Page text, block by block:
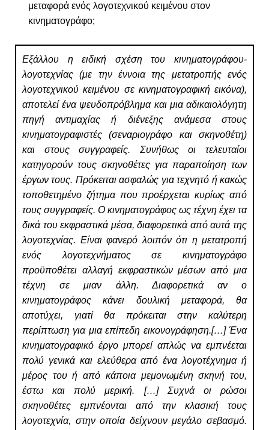
μεταφορά ενός λογοτεχνικού κειμένου στον
κινηματογράφο;
Εξάλλου η ειδική σχέση του κινηματογράφου-
λογοτεχνίας (με την έννοια της μετατροπής ενός
λογοτεχνικού κειμένου σε κινηματογραφική εικόνα),
αποτελεί ένα ψευδοπρόβλημα και μια αδικαιολόγητη
πηγή αντιμαχίας ή διένεξης ανάμεσα στους
κινηματογραφιστές (σεναριογράφο και σκηνοθέτη)
και στους συγγραφείς. Συνήθως οι τελευταίοι
κατηγορούν τους σκηνοθέτες για παραποίηση των
έργων τους. Πρόκειται ασφαλώς για τεχνητό ή κακώς
τοποθετημένο ζήτημα που προέρχεται κυρίως από
τους συγγραφείς. Ο κινηματογράφος ως τέχνη έχει τα
δικά του εκφραστικά μέσα, διαφορετικά από αυτά της
λογοτεχνίας. Είναι φανερό λοιπόν ότι η μετατροπή
ενός λογοτεχνήματος σε κινηματογράφο
προϋποθέτει αλλαγή εκφραστικών μέσων από μια
τέχνη σε μιαν άλλη. Διαφορετικά αν ο
κινηματογράφος κάνει δουλική μεταφορά, θα
αποτύχει, γιατί θα πρόκειται στην καλύτερη
περίπτωση για μια επίπεδη εικονογράφηση.[…] Ένα
κινηματογραφικό έργο μπορεί απλώς να εμπνέεται
πολύ γενικά και ελεύθερα από ένα λογοτέχνημα ή
μέρος του ή από κάποια μεμονωμένη σκηνή του,
έστω και πολύ μερική. […] Συχνά οι ρώσοι
σκηνοθέτες εμπνέονται από την κλασική τους
λογοτεχνία, στην οποία δείχνουν μεγάλο σεβασμό.